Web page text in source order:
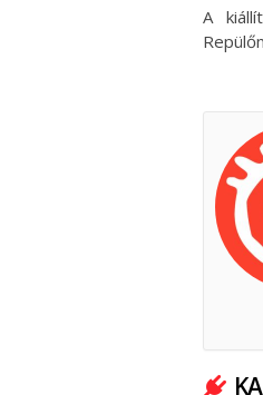
A